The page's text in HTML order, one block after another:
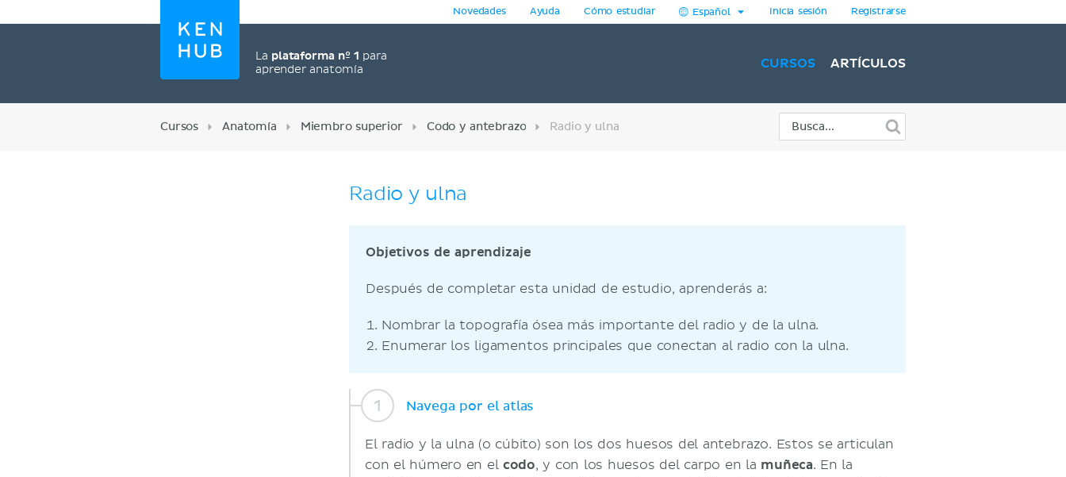
La plataforma nº 1 para
aprender anatomía
Novedades Ayuda Cómo estudiar Español Inicia sesión Registrarse
CURSOS ARTÍCULOS
Cursos Anatomía Miembro superior Codo y antebrazo Radio y ulna
Radio y ulna
Objetivos de aprendizaje
Después de completar esta unidad de estudio, aprenderás a:
Nombrar la topografía ósea más importante del radio y de la ulna.
Enumerar los ligamentos principales que conectan al radio con la ulna.
Navega por el atlas
El radio y la ulna (o cúbito) son los dos huesos del antebrazo. Estos se articulan
con el húmero en el codo, y con los huesos del carpo en la muñeca. En la